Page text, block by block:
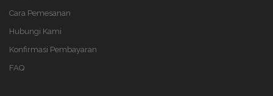
Cara Pemesanan
Hubungi Kami
Konfirmasi Pembayaran
FAQ